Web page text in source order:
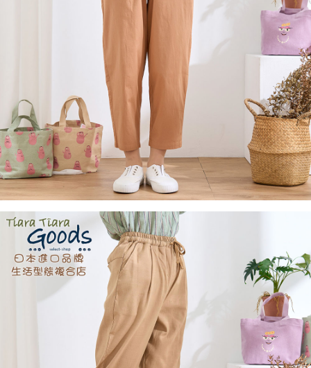
【「AFTEE先享後付」結帳流程】
１．於結帳方式選擇「AFTEE先享後付」後，將跳轉至「AFTEE先享後付」
結帳頁面，進行簡訊認證並確認金額後，即可完成結帳。
２．訂單成立數日內，您將收到繳費通知簡訊。
３．收到繳費通知簡訊後14天內，點擊此簡訊中的連結，可透過四大超商／
ATM／網路銀行／等多元方式進行付款，方視為交易完成。
※ 請注意：結帳手續完成當下不需立刻繳費，但若您需要取消訂單，請聯絡
購買商品的店家。未經商家同意取消之訂單仍視為有效，需透過AFTEE先享
後付繳納相關費用。
※ 交易是否成功請以「AFTEE先享後付 」之結帳頁面顯示為準，若有關於
是否繳費成功／繳費後需取消欲退款等相關疑問，請聯繫「AFTEE先享後付
客戶支援中心」
https://netprotections.freshdesk.com/support/home
【注意事項】
１．透過由恩沛科技股份有限公司提供之「AFTEE先享後付」服務完成之交
易，需依本服務之必要範圍內提供個人資料，並將交易相關給付款項請求債
權轉讓予恩沛科技股份有限公司。
２．關於個人資料處理事宜，請瀏覽以下網址：
https://aftee.tw/terms/#terms3
３．未成年的使用者請事先徵得法定代理人或監護人之同意方可使用
「AFTEE先享後付」，若未經同意申辦者引起之損失，本公司不負相關責
任。
４．使用「AFTEE先享後付」時，將依據個別帳號之用戶狀況，依本公司即
時審查核予不同之上限額度；若仍有額度不足之情形，本公司將視審查結果
請求用戶進行身份認證。
５．嚴禁一人註冊多個帳號或使用他人資訊註冊。若發現惡意使用之情形，
恩沛科技股份有限公司將有權停止該用戶之使用額度並採取法律行動。
每筆NT$60，滿NT$1,800(含以上)免運費
每筆NT$60，滿NT$2,000(含以上)免運費
付款後7-11取貨
每筆NT$60，滿NT$2,000(含以上)免運費
黑貓宅急便(包裹尺寸60cm以下)
每筆NT$100，滿NT$2,000(含以上)免運費
每筆NT$140，滿NT$2,000(含以上)免運費